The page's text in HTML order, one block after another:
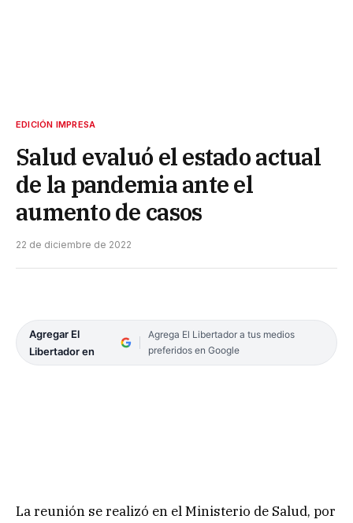
EDICIÓN IMPRESA
Salud evaluó el estado actual
de la pandemia ante el
aumento de casos
22 de diciembre de 2022
Agregar El
Libertador en
Agrega El Libertador a tus medios
preferidos en Google
La reunión se realizó en el Ministerio de Salud, por